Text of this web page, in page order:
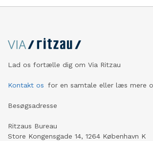
Lad os fortælle dig om Via Ritzau
Kontakt os for en samtale eller læs mere
Besøgsadresse
Ritzaus Bureau
Store Kongensgade 14, 1264 København K